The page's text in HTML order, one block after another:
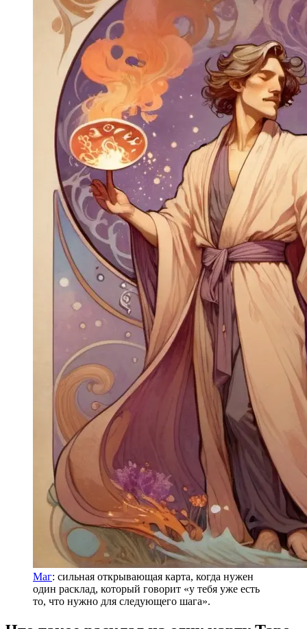
Маг: сильная открывающая карта, когда нужен
один расклад, который говорит «у тебя уже есть
то, что нужно для следующего шага».